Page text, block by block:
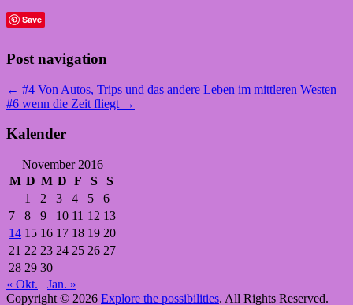
Save
Post navigation
← #4 Von Autos, Trips und das andere Leben im mittleren Westen
#6 wenn die Zeit fliegt →
Kalender
November 2016
M D M D F S
S
1
2 3 4 5
6
7
8 9 10 11 12 13
14 15 16 17 18 19 20
21 22 23 24 25 26 27
28 29 30
« Okt.
Jan. »
Copyright © 2026 Explore the possibilities. All Rights Reserved.